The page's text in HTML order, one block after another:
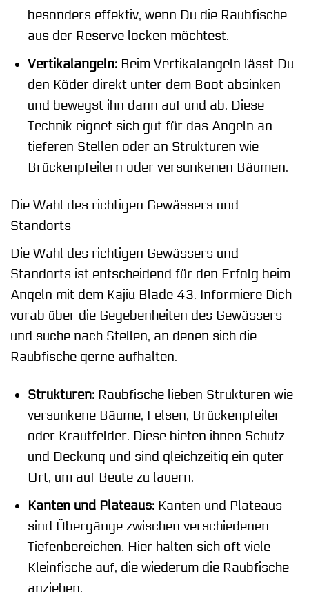
besonders effektiv, wenn Du die Raubfische
aus der Reserve locken möchtest.
Vertikalangeln:Beim Vertikalangeln lässt Du
den Köder direkt unter dem Boot absinken
und bewegst ihn dann auf und ab. Diese
Technik eignet sich gut für das Angeln an
tieferen Stellen oder an Strukturen wie
Brückenpfeilern oder versunkenen Bäumen.
Die Wahl des richtigen Gewässers und
Standorts
Die Wahl des richtigen Gewässers und
Standorts ist entscheidend für den Erfolg beim
Angeln mit dem Kajiu Blade 43. Informiere Dich
vorab über die Gegebenheiten des Gewässers
und suche nach Stellen, an denen sich die
Raubfische gerne aufhalten.
Strukturen:Raubfische lieben Strukturen wie
versunkene Bäume, Felsen, Brückenpfeiler
oder Krautfelder. Diese bieten ihnen Schutz
und Deckung und sind gleichzeitig ein guter
Ort, um auf Beute zu lauern.
Kanten und Plateaus:Kanten und Plateaus
sind Übergänge zwischen verschiedenen
Tiefenbereichen. Hier halten sich oft viele
Kleinfische auf, die wiederum die Raubfische
anziehen.